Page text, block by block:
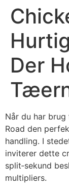
Der
Når du har
Road den
handling. I
inviterer dette
split‑sekund
multipliers.